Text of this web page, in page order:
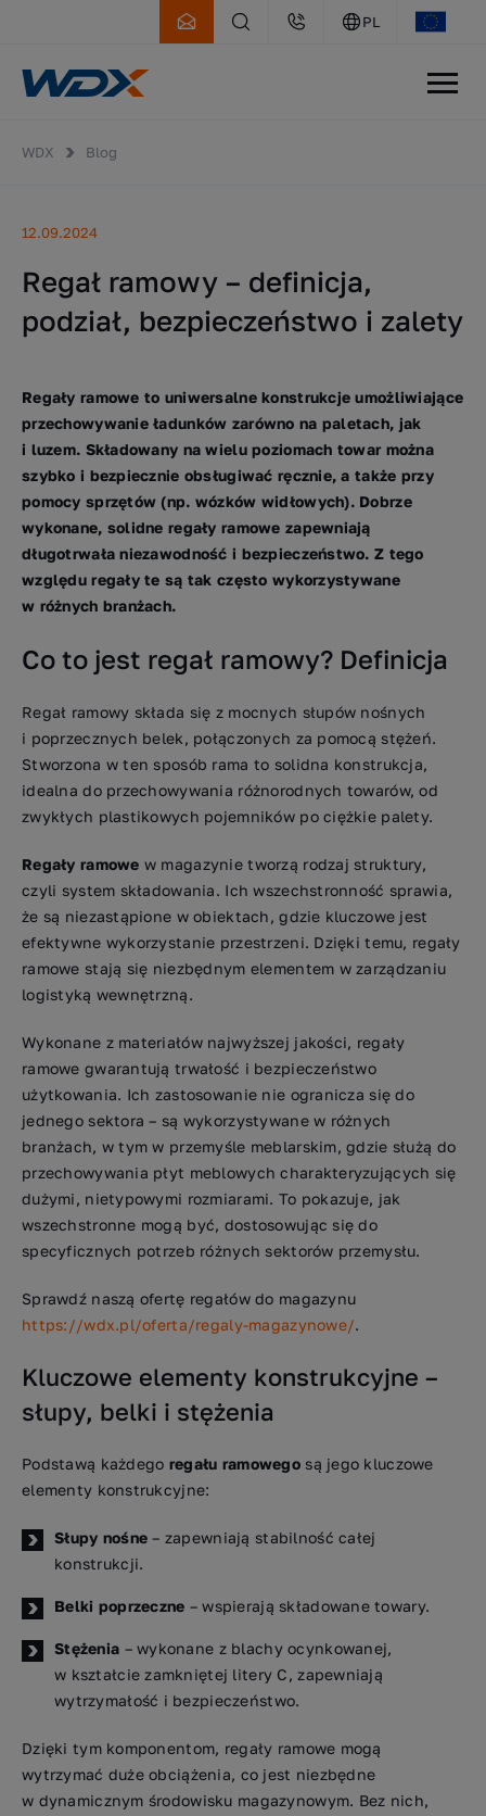
PL
WDX Blog
12.09.2024
Regał ramowy – definicja,
podział, bezpieczeństwo i zalety
Regały ramowe to uniwersalne konstrukcje umożliwiające
przechowywanie ładunków zarówno na paletach, jak
i luzem. Składowany na wielu poziomach towar można
szybko i bezpiecznie obsługiwać ręcznie, a także przy
pomocy sprzętów (np. wózków widłowych). Dobrze
wykonane, solidne regały ramowe zapewniają
długotrwała niezawodność i bezpieczeństwo. Z tego
względu regały te są tak często wykorzystywane
w różnych branżach.
Co to jest regał ramowy? Definicja
Regał ramowy składa się z mocnych słupów nośnych
i poprzecznych belek, połączonych za pomocą stężeń.
Stworzona w ten sposób rama to solidna konstrukcja,
idealna do przechowywania różnorodnych towarów, od
zwykłych plastikowych pojemników po ciężkie palety.
Regały ramowe w magazynie tworzą rodzaj struktury,
czyli system składowania. Ich wszechstronność sprawia,
że są niezastąpione w obiektach, gdzie kluczowe jest
efektywne wykorzystanie przestrzeni. Dzięki temu, regały
ramowe stają się niezbędnym elementem w zarządzaniu
logistyką wewnętrzną.
Wykonane z materiałów najwyższej jakości, regały
ramowe gwarantują trwałość i bezpieczeństwo
użytkowania. Ich zastosowanie nie ogranicza się do
jednego sektora – są wykorzystywane w różnych
branżach, w tym w przemyśle meblarskim, gdzie służą do
przechowywania płyt meblowych charakteryzujących się
dużymi, nietypowymi rozmiarami. To pokazuje, jak
wszechstronne mogą być, dostosowując się do
specyficznych potrzeb różnych sektorów przemysłu.
Sprawdź naszą ofertę regałów do magazynu
https://wdx.pl/oferta/regaly-magazynowe/.
Kluczowe elementy konstrukcyjne –
słupy, belki i stężenia
Podstawą każdego regału ramowegosą jego kluczowe
elementy konstrukcyjne:
Słupy nośne – zapewniają stabilność całej
konstrukcji.
Belki poprzeczne – wspierają składowane towary.
Stężenia – wykonane z blachy ocynkowanej,
w kształcie zamkniętej litery C, zapewniają
wytrzymałość i bezpieczeństwo.
Dzięki tym komponentom, regały ramowe mogą
wytrzymać duże obciążenia, co jest niezbędne
w dynamicznym środowisku magazynowym. Bez nich,